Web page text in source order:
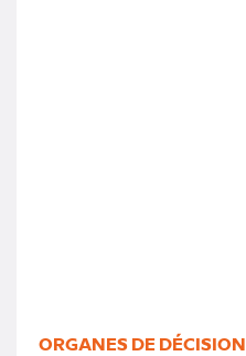
ORGANES DE DÉCISION